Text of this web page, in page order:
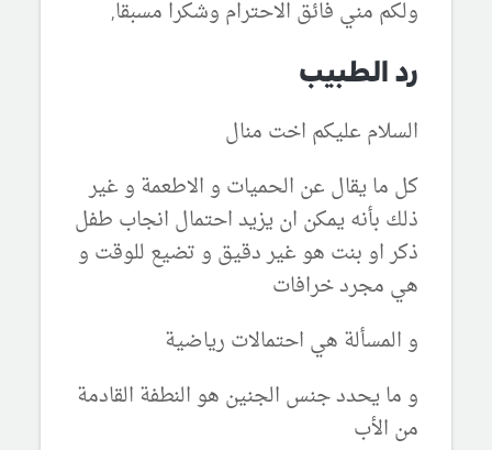
ولكم مني فائق الاحترام وشكرا مسبقا,
رد الطبيب
السلام عليكم اخت منال
كل ما يقال عن الحميات و الاطعمة و غير
ذلك بأنه يمكن ان يزيد احتمال انجاب طفل
ذكر او بنت هو غير دقيق و تضيع للوقت و
هي مجرد خرافات
و المسألة هي احتمالات رياضية
و ما يحدد جنس الجنين هو النطفة القادمة
من الأب